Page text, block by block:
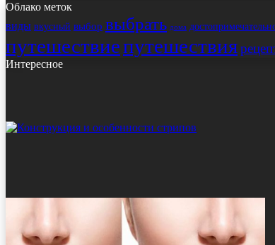
Облако меток
виды вкусный выбор выбрать дома
путешествиепутешествия
Интересное